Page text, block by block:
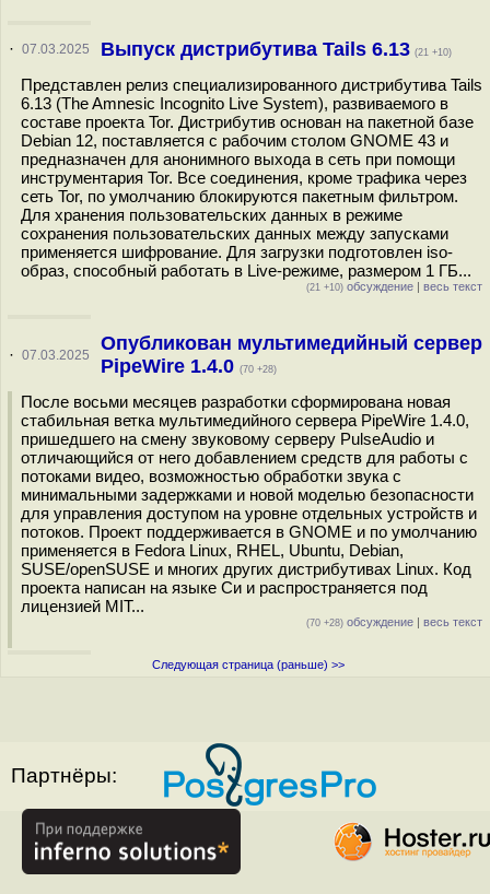
· 07.03.2025 Выпуск дистрибутива Tails 6.13 (21 +10)
Представлен релиз специализированного дистрибутива Tails
6.13 (The Amnesic Incognito Live System), развиваемого в
составе проекта Tor. Дистрибутив основан на пакетной базе
Debian 12, поставляется с рабочим столом GNOME 43 и
предназначен для анонимного выхода в сеть при помощи
инструментария Tor. Все соединения, кроме трафика через
сеть Tor, по умолчанию блокируются пакетным фильтром.
Для хранения пользовательских данных в режиме
сохранения пользовательских данных между запусками
применяется шифрование. Для загрузки подготовлен iso-
образ, способный работать в Live-режиме, размером 1 ГБ...
(21 +10) обсуждение | весь текст
· 07.03.2025
Опубликован мультимедийный сервер
PipeWire 1.4.0 (70 +28)
После восьми месяцев разработки сформирована новая
стабильная ветка мультимедийного сервера PipeWire 1.4.0,
пришедшего на смену звуковому серверу PulseAudio и
отличающийся от него добавлением средств для работы с
потоками видео, возможностью обработки звука с
минимальными задержками и новой моделью безопасности
для управления доступом на уровне отдельных устройств и
потоков. Проект поддерживается в GNOME и по умолчанию
применяется в Fedora Linux, RHEL, Ubuntu, Debian,
SUSE/openSUSE и многих других дистрибутивах Linux. Код
проекта написан на языке Си и распространяется под
лицензией MIT...
(70 +28) обсуждение | весь текст
Следующая страница (раньше) >>
Партнёры: